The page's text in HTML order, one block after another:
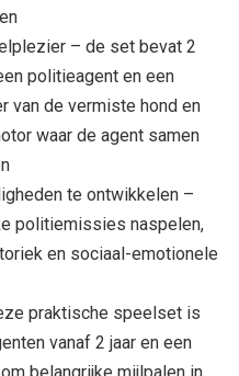
– de set bevat 2
politieagent en een
van de vermiste hond en
waar de agent samen
te ontwikkelen –
politiemissies naspelen,
en sociaal-emotionele
praktische speelset is
vanaf 2 jaar en een